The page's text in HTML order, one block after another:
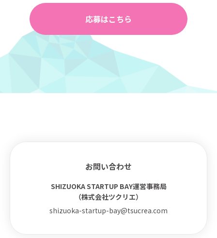
応募はこちら
お問い合わせ
SHIZUOKA STARTUP BAY運営事務局
（株式会社ツクリエ）
shizuoka-startup-bay@tsucrea.com